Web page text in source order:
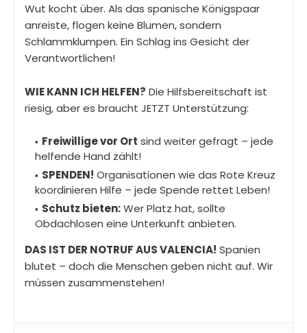
Wut kocht über. Als das spanische Königspaar
anreiste, flogen keine Blumen, sondern
Schlammklumpen. Ein Schlag ins Gesicht der
Verantwortlichen!
WIE KANN ICH HELFEN? Die Hilfsbereitschaft ist
riesig, aber es braucht JETZT Unterstützung:
Freiwillige vor Ort sind weiter gefragt – jede
helfende Hand zählt!
SPENDEN! Organisationen wie das Rote Kreuz
koordinieren Hilfe – jede Spende rettet Leben!
Schutz bieten:Wer Platz hat, sollte
Obdachlosen eine Unterkunft anbieten.
DAS IST DER NOTRUF AUS VALENCIA! Spanien
blutet – doch die Menschen geben nicht auf. Wir
müssen zusammenstehen!